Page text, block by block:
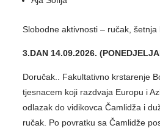
Slobodne aktivnosti – ručak, šetnja
3.DAN 14.09.2026.
Doručak.. Fakultativno krstarenje
tjesnacem koji razdvaja Europu i
odlazak do vidikovca Čamlidža i
ručak. Po povratku sa Čamlidže